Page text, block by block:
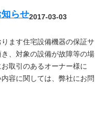
らせ2017-03-03
ます住宅設備機器の保証サ
、対象の設備が故障等の場
取引のあるオーナー様に
容に関しては、弊社にお問